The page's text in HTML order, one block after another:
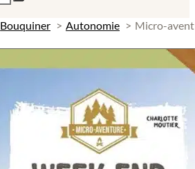
Bouquiner Autonomie
Micro-